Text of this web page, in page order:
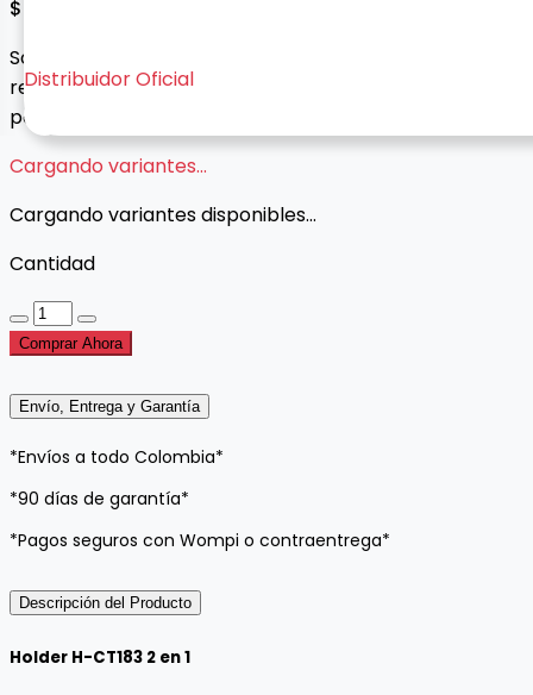
Distribuidor Oficial
$ 50.000
Soporte magnético 2 en 1 con base adhesiva o clip de
rejilla. Rotación 360°, diseño compacto y sujeción
potente para tu celular en el carro.
Cargando variantes...
Cargando variantes disponibles...
Cantidad
Comprar Ahora
Envío, Entrega y Garantía
*Envíos a todo Colombia*
*90 días de garantía*
*Pagos seguros con Wompi o contraentrega*
Descripción del Producto
Holder H-CT183 2 en 1